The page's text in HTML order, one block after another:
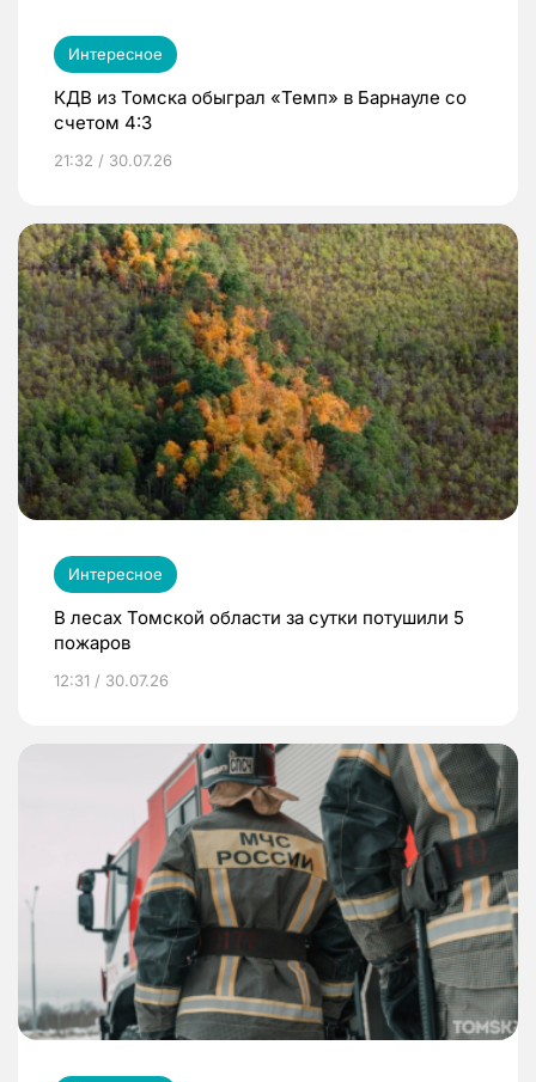
Интересное
КДВ из Томска обыграл «Темп» в Барнауле со
счетом 4:3
21:32 / 30.07.26
Интересное
В лесах Томской области за сутки потушили 5
пожаров
12:31 / 30.07.26